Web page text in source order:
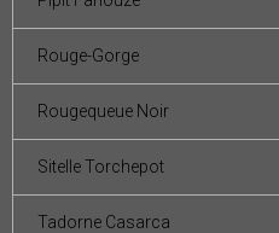
Rouge-Gorge
Rougequeue Noir
Sitelle Torchepot
Tadorne Casarca